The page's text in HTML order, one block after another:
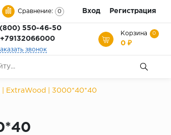
Сравнение: 0 Вход Регистрация
550-46-50
+79132066000
звонок
Корзина 0
0 ₽
| ExtraWood | 3000*40*40